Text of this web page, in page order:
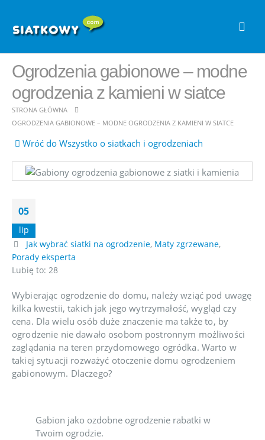
Ogrodzenia gabionowe – modne
ogrodzenia z kamieni w siatce
STRONA GŁÓWNA
OGRODZENIA GABIONOWE – MODNE OGRODZENIA Z KAMIENI W SIATCE
Wróć do Wszystko o siatkach i ogrodzeniach
05
lip
Jak wybrać siatki na ogrodzenie, Maty zgrzewane,
Porady eksperta
Lubię to: 28
Wybierając ogrodzenie do domu, należy wziąć pod uwagę
kilka kwestii, takich jak jego wytrzymałość, wygląd czy
cena. Dla wielu osób duże znaczenie ma także to, by
ogrodzenie nie dawało osobom postronnym możliwości
zaglądania na teren przydomowego ogródka. Warto w
takiej sytuacji rozważyć otoczenie domu ogrodzeniem
gabionowym. Dlaczego?
Gabion jako ozdobne ogrodzenie rabatki w
Twoim ogrodzie.